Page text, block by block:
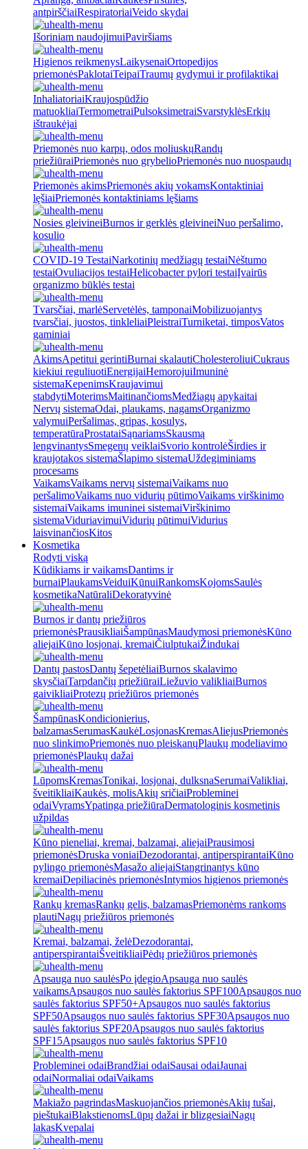
antpirščiaiRespiratoriaiVeido skydai
Išoriniam naudojimuiPaviršiams
Higienos reikmenysLaikysenaiOrtopedijos
priemonėsPaklotaiTeipaiTraumų gydymui ir profilaktikai
InhaliatoriaiKraujospūdžio
matuokliaiTermometraiPulsoksimetraiSvarstyklėsErkių
ištraukėjai
Priemonės nuo karpų, odos moliuskųRandų
priežiūraiPriemonės nuo grybelioPriemonės nuo nuospaudų
Priemonės akimsPriemonės akių vokamsKontaktiniai
lęšiaiPriemonės kontaktiniams lęšiams
Nosies gleivineiBurnos ir gerklės gleivineiNuo peršalimo,
kosulio
COVID-19 TestaiNarkotinių medžiagų testaiNėštumo
testaiOvuliacijos testaiHelicobacter pylori testaiĮvairūs
organizmo būklės testai
Tvarsčiai, marlėServetėlės, tamponaiMobilizuojantys
tvarsčiai, juostos, tinkleliaiPleistraiTurniketai, timposVatos
gaminiai
AkimsApetitui gerintiBurnai skalautiCholesteroliuiCukraus
kiekiui reguliuotiEnergijaiHemorojuiImuninė
sistemaKepenimsKraujavimui
stabdytiMoterimsMaitinančiomsMedžiagų apykaitai
Nervų sistemaOdai, plaukams, nagamsOrganizmo
valymuiPeršalimas, gripas, kosulys,
temperatūraProstataiSąnariamsSkausmą
lengvinantysSmegenų veiklaiSvorio kontrolėŠirdies ir
kraujotakos sistemaŠlapimo sistemaUždegiminiams
procesams
VaikamsVaikams nervų sistemaiVaikams nuo
peršalimoVaikams nuo vidurių pūtimoVaikams virškinimo
sistemaiVaikams imuninei sistemaiVirškinimo
sistemaViduriavimuiVidurių pūtimuiVidurius
laisvinančiosKitos
Kosmetika
Rodyti viską
Kūdikiams ir vaikamsDantims ir
burnaiPlaukamsVeiduiKūnuiRankomsKojomsSaulės
kosmetikaNatūraliDekoratyvinė
Burnos ir dantų priežiūros
priemonėsPrausikliaiŠampūnasMaudymosi priemonėsKūno
aliejaiKūno losjonai, kremaiČiulptukaiŽindukai
Dantų pastosDantų šepetėliaiBurnos skalavimo
skysčiaiTarpdančių priežiūraiLiežuvio valikliaiBurnos
gaivikliaiProtezų priežiūros priemonės
ŠampūnasKondicionierius,
balzamasSerumasKaukėLosjonasKremasAliejusPriemonės
nuo slinkimoPriemonės nuo pleiskanųPlaukų modeliavimo
priemonėsPlaukų dažai
LūpomsKremasTonikai, losjonai, dulksnaSerumaiValikliai,
šveitikliaiKaukės, molisAkių sričiaiProbleminei
odaiVyramsYpatinga priežiūraDermatologinis kosmetinis
užpildas
Kūno pieneliai, kremai, balzamai, aliejaiPrausimosi
priemonėsDruska voniaiDezodorantai, antiperspirantaiKūno
pylingo priemonėsMasažo aliejaiStangrinantys kūno
kremaiDepiliacinės priemonėsIntymios higienos priemonės
Rankų kremasRankų gelis, balzamasPriemonėms rankoms
plautiNagų priežiūros priemonės
Kremai, balzamai, želėDezodorantai,
antiperspirantaiŠveitikliaiPėdų priežiūros priemonės
Apsauga nuo saulėsPo įdegioApsauga nuo saulės
vaikamsApsaugos nuo saulės faktorius SPF100Apsaugos nuo
saulės faktorius SPF50+Apsaugos nuo saulės faktorius
SPF50Apsaugos nuo saulės faktorius SPF30Apsaugos nuo
saulės faktorius SPF20Apsaugos nuo saulės faktorius
SPF15Apsaugos nuo saulės faktorius SPF10
Probleminei odaiBrandžiai odaiSausai odaiJaunai
odaiNormaliai odaiVaikams
Makiažo pagrindasMaskuojančios priemonėsAkių tušai,
pieštukaiBlakstienomsLūpų dažai ir blizgesiaiNagų
lakasKvepalai